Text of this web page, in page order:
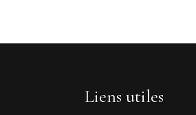
Liens utiles